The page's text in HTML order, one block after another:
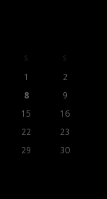
S S
1
2
8
9
15
16
22
23
29
30